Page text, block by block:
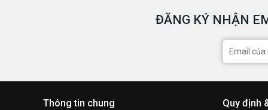
ĐĂNG KÝ NHẬN
Thông tin chung Quy định